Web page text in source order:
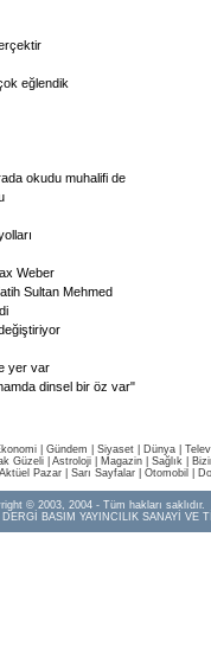
eğlendik
okudu muhalifi de
Weber
Sultan Mehmed
yer var
dinsel bir öz var"
Gündem Siyaset Dünya |
Güzeli Astroloji Magazin Sağlık
Aktüel Pazar| Sarı Sayfalar| Otomobil
© 2003, 2004 - Tüm hakları saklıdır.
BASIM YAYINCILIK SANAYİ VE